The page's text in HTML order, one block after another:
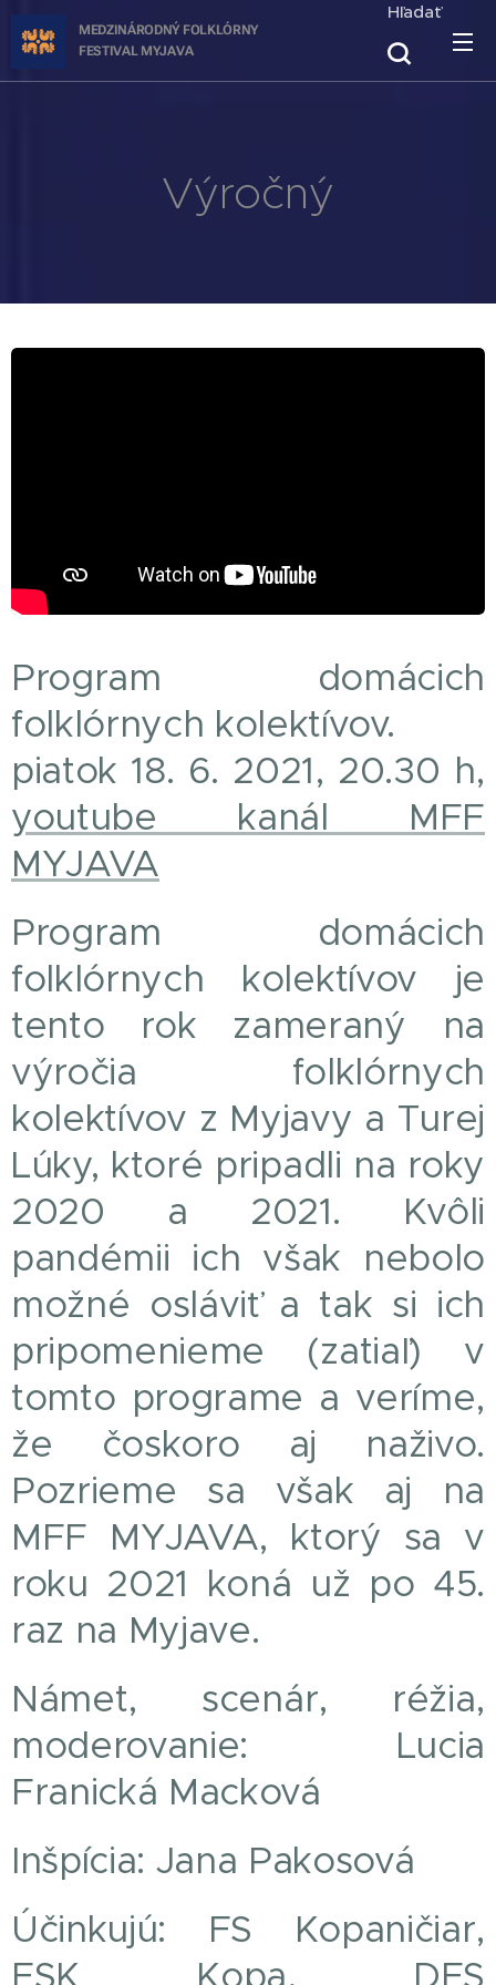
MEDZINÁRODNÝ FOLKLÓRNY
FESTIVAL MYJAVA
Hľadať
Výročný
Program domácich
folklórnych kolektívov.
piatok 18. 6. 2021, 20.30 h,
youtube kanál MFF
MYJAVA
Program domácich
folklórnych kolektívov je
tento rok zameraný na
výročia folklórnych
kolektívov z Myjavy a Turej
Lúky, ktoré pripadli na roky
2020 a 2021. Kvôli
pandémii ich však nebolo
možné osláviť a tak si ich
pripomenieme (zatiaľ) v
tomto programe a veríme,
že čoskoro aj naživo.
Pozrieme sa však aj na
MFF MYJAVA, ktorý sa v
roku 2021 koná už po 45.
raz na Myjave.
Námet, scenár, réžia,
moderovanie: Lucia
Franická Macková
Inšpícia: Jana Pakosová
Účinkujú: FS Kopaničiar,
FSK Kopa, DFS